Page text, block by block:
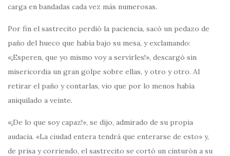
carga en bandadas cada vez más numerosas.
Por fin el sastrecito perdió la paciencia, sacó un pedazo de
paño del hueco que había bajo su mesa, y exclamando:
«¡Esperen, que yo mismo voy a servirles!», descargó sin
misericordia un gran golpe sobre ellas, y otro y otro. Al
retirar el paño y contarlas, vio que por lo menos había
aniquilado a veinte.
«¡De lo que soy capaz!», se dijo, admirado de su propia
audacia. «La ciudad entera tendrá que enterarse de esto» y,
de prisa y corriendo, el sastrecito se cortó un cinturón a su